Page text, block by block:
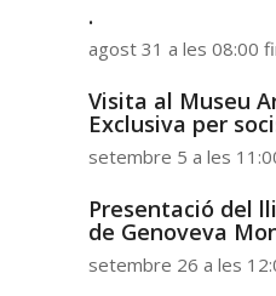
.
agost 31 a les 08:00
Visita al Museu
Exclusiva per
setembre 5 a les
Presentació del
de Genoveva
setembre 26 a les